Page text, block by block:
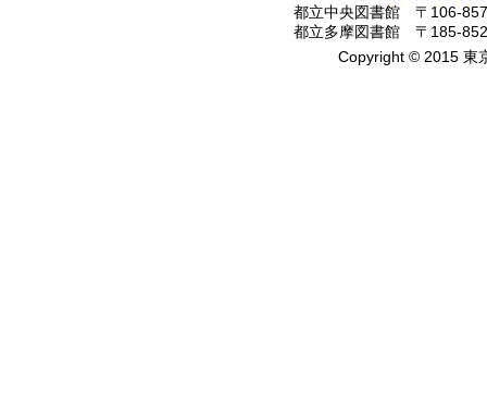
都立中央図書館 〒106-
都立多摩図書館 〒185-
Copyright © 2015 東